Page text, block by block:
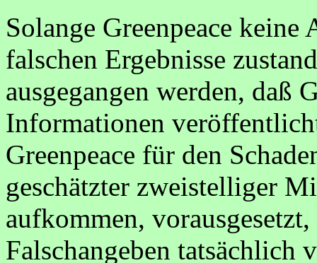
Solange Greenpeace
falschen Ergebnisse
ausgegangen werden, daß
Informationen
Greenpeace für den
geschätzter zweistelliger
aufkommen, vorausgesetzt,
Falschangeben tatsächlich